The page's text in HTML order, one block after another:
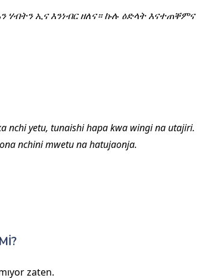
ሃብትን ኢና እንነብር ዘለና። ኩሉ ዕድላት እናተጠቐምና
nchi yetu, tunaishi hapa kwa wingi na utajiri.
nchini mwetu na hatujaonja.
zaten.